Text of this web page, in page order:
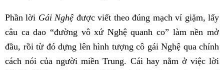
Phần lời Gái Nghệ được viết theo đúng mạch ví giặm, lấy
câu ca dao “đường vô xứ Nghệ quanh co” làm nền mở
đầu, rồi từ đó dựng lên hình tượng cô gái Nghệ qua chính
cách nói của người miền Trung. Cái hay nằm ở việc lời